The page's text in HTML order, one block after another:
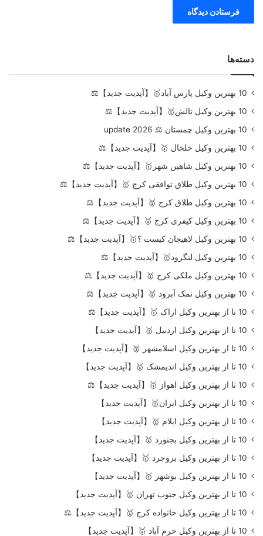
دسته‌ها
10 بهترین وکیل پارس آباد🥇【آپدیت جدید】⚖️
10 بهترین وکیل تالش🥇【آپدیت جدید】⚖️
10 بهترین وکیل چمستان ⚖️ update 2026
10 بهترین وکیل خلخال 🥇【آپدیت جدید】⚖️
10 بهترین وکیل شاهین شهر🥇【آپدیت جدید】⚖️
10 بهترین وکیل طلاق توافقی کرج 🥇【آپدیت جدید】⚖️
10 بهترین وکیل طلاق کرج 🥇【آپدیت جدید】⚖️
10 بهترین وکیل کیفری کرج 🥇【آپدیت جدید】⚖️
10 بهترین وکیل لاهیجان کیست ؟🥇【آپدیت جدید】⚖️
10 بهترین وکیل لنگرود🥇【آپدیت جدید】⚖️
10 بهترین وکیل ملکی کرج 🥇【آپدیت جدید】⚖️
10 بهترین وکیل نمک آبرود 🥇【آپدیت جدید】⚖️
10 تا از بهترین وکیل اراک 🥇【آپدیت جدید】⚖️
10 تا از بهترین وکیل اردبیل 🥇【آپدیت جدید】
10 تا از بهترین وکیل اسلامشهر 🥇【آپدیت جدید】
10 تا از بهترین وکیل اندیمشک 🥇【آپدیت جدید】
10 تا از بهترین وکیل اهواز 🥇【آپدیت جدید】⚖️
10 تا از بهترین وکیل ایران🥇【آپدیت جدید】
10 تا از بهترین وکیل ایلام 🥇【آپدیت جدید】
10 تا از بهترین وکیل بجنورد 🥇【آپدیت جدید】
10 تا از بهترین وکیل بروجرد 🥇【آپدیت جدید】
10 تا از بهترین وکیل بوشهر 🥇【آپدیت جدید】
10 تا از بهترین وکیل جنوب تهران 🥇【آپدیت جدید】
10 تا از بهترین وکیل خانواده کرج 🥇【آپدیت جدید】⚖️
10 تا از بهترین وکیل خرم آباد 🥇【آپدیت جدید】